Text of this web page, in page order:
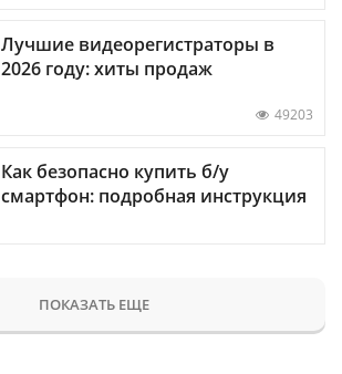
Лучшие видеорегистраторы в
2026 году: хиты продаж
49203
Как безопасно купить б/у
смартфон: подробная инструкция
ПОКАЗАТЬ ЕЩЕ